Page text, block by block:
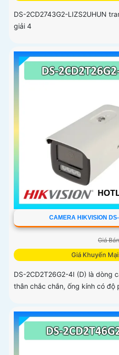
DS-2CD2743G2-LIZS2UHUN
giải 4
CAMERA HIKVISION
Giá
Giá Khuyến
DS-2CD2T26G2-4I (D) là dòng
thân chắc chắn, ống kính có độ